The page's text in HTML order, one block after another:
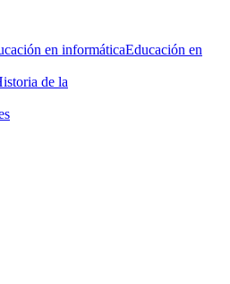
en informáticaEducación en
de la